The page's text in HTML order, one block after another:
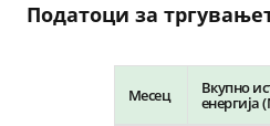
Податоци за
Месец Вкупно
енергија